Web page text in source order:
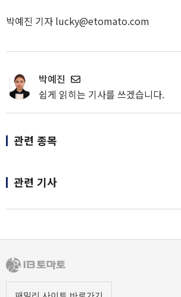
박예진 기자 lucky@etomato.com
박예진
쉽게 읽히는 기사를 쓰겠습니다.
관련 종목
관련 기사